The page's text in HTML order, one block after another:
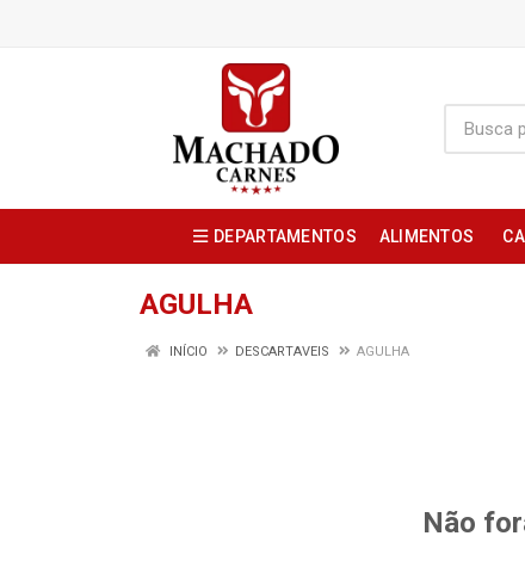
DEPARTAMENTOS ALIMENTOS
AGULHA
INÍCIO DESCARTAVEIS AGULHA
Não